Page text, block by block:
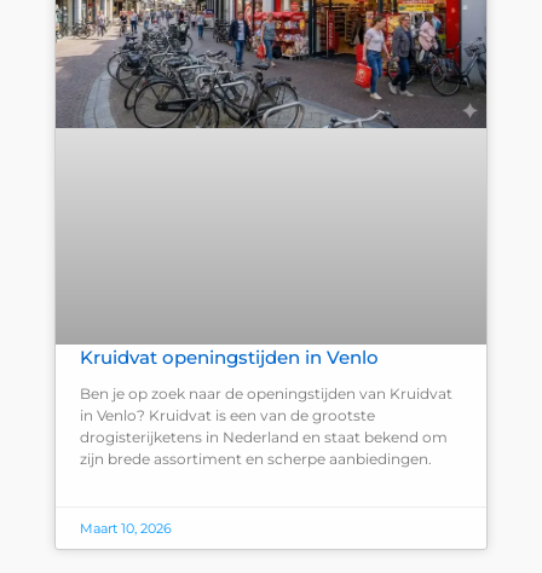
Kruidvat openingstijden in Venlo
Ben je op zoek naar de openingstijden van Kruidvat
in Venlo? Kruidvat is een van de grootste
drogisterijketens in Nederland en staat bekend om
zijn brede assortiment en scherpe aanbiedingen.
Maart 10, 2026